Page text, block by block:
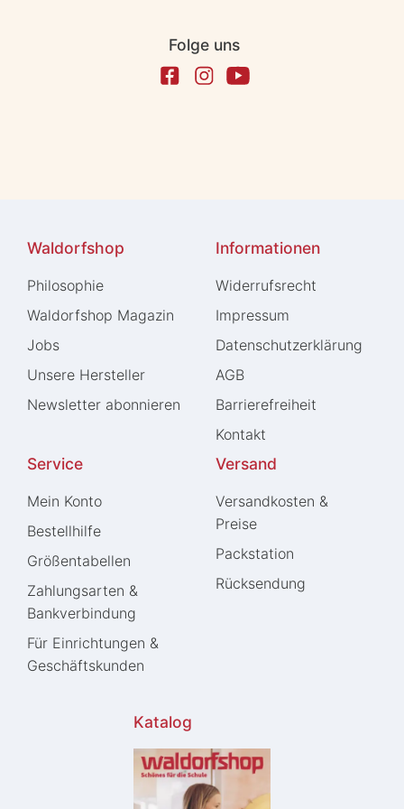
Folge uns
Waldorfshop
Philosophie
Waldorfshop Magazin
Jobs
Unsere Hersteller
Newsletter abonnieren
Informationen
Widerrufs­recht
Impressum
Daten­schutz­erklärung
AGB
Barrierefreiheit
Kontakt
Service
Mein Konto
Bestellhilfe
Größentabellen
Zahlungsarten &
Bankverbindung
Für Einrichtungen &
Geschäftskunden
Versand
Versandkosten &
Preise
Packstation
Rücksendung
Katalog